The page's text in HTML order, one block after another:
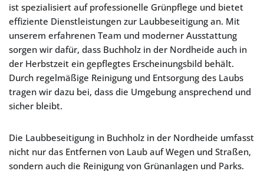
ist spezialisiert auf professionelle Grünpflege und bietet
effiziente Dienstleistungen zur Laubbeseitigung an. Mit
unserem erfahrenen Team und moderner Ausstattung
sorgen wir dafür, dass Buchholz in der Nordheide auch in
der Herbstzeit ein gepflegtes Erscheinungsbild behält.
Durch regelmäßige Reinigung und Entsorgung des Laubs
tragen wir dazu bei, dass die Umgebung ansprechend und
sicher bleibt.
Die Laubbeseitigung in Buchholz in der Nordheide umfasst
nicht nur das Entfernen von Laub auf Wegen und Straßen,
sondern auch die Reinigung von Grünanlagen und Parks.